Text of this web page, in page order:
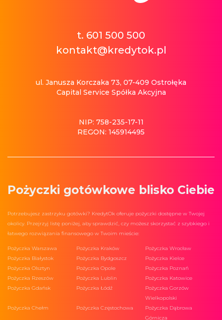
t. 601 500 500
kontakt@kredytok.pl
ul. Janusza Korczaka 73, 07-409 Ostrołęka
Capital Service Spółka Akcyjna
NIP: 758-235-17-11
REGON: 145914495
Pożyczki gotówkowe blisko Ciebie
Potrzebujesz zastrzyku gotówki? KredytOk oferuje pożyczki dostępne w Twojej
okolicy. Przejrzyj listę poniżej, aby sprawdzić, czy możesz skorzystać z szybkiego i
łatwego rozwiązania finansowego w Twoim mieście:
Pożyczka Warszawa Pożyczka Kraków
Pożyczka Wrocław
Pożyczka Białystok
Pożyczka Bydgoszcz
Pożyczka Kielce
Pożyczka Olsztyn
Pożyczka Opole
Pożyczka Poznań
Pożyczka Rzeszów
Pożyczka Lublin
Pożyczka Katowice
Pożyczka Gdańsk
Pożyczka Łódź
Pożyczka Gorzów
Wielkopolski
Pożyczka Chełm
Pożyczka Częstochowa
Pożyczka Dąbrowa
Górnicza